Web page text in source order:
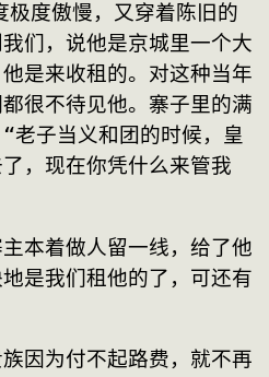
度傲慢，又穿着陈旧的
们，说他是京城里一个大
是来收租的。对这种当年
很不待见他。寨子里的满
老子当义和团的时候，皇
，现在你凭什么来管我
着做人留一线，给了他
是我们租他的了，可还有
为付不起路费，就不再